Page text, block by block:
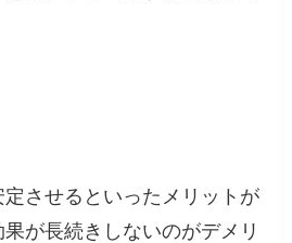
させるといったメリットが
が長続きしないのがデメリ